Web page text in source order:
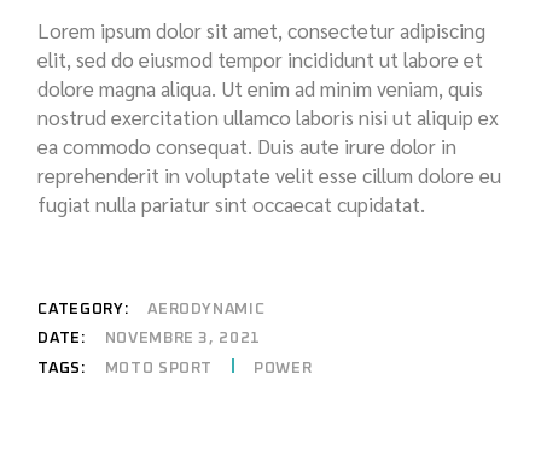
Lorem ipsum dolor sit amet, consectetur adipiscing
elit, sed do eiusmod tempor incididunt ut labore et
dolore magna aliqua. Ut enim ad minim veniam, quis
nostrud exercitation ullamco laboris nisi ut aliquip ex
ea commodo consequat. Duis aute irure dolor in
reprehenderit in voluptate velit esse cillum dolore eu
fugiat nulla pariatur sint occaecat cupidatat.
CATEGORY:
AERODYNAMIC
DATE:
NOVEMBRE 3, 2021
TAGS:
MOTO SPORT POWER